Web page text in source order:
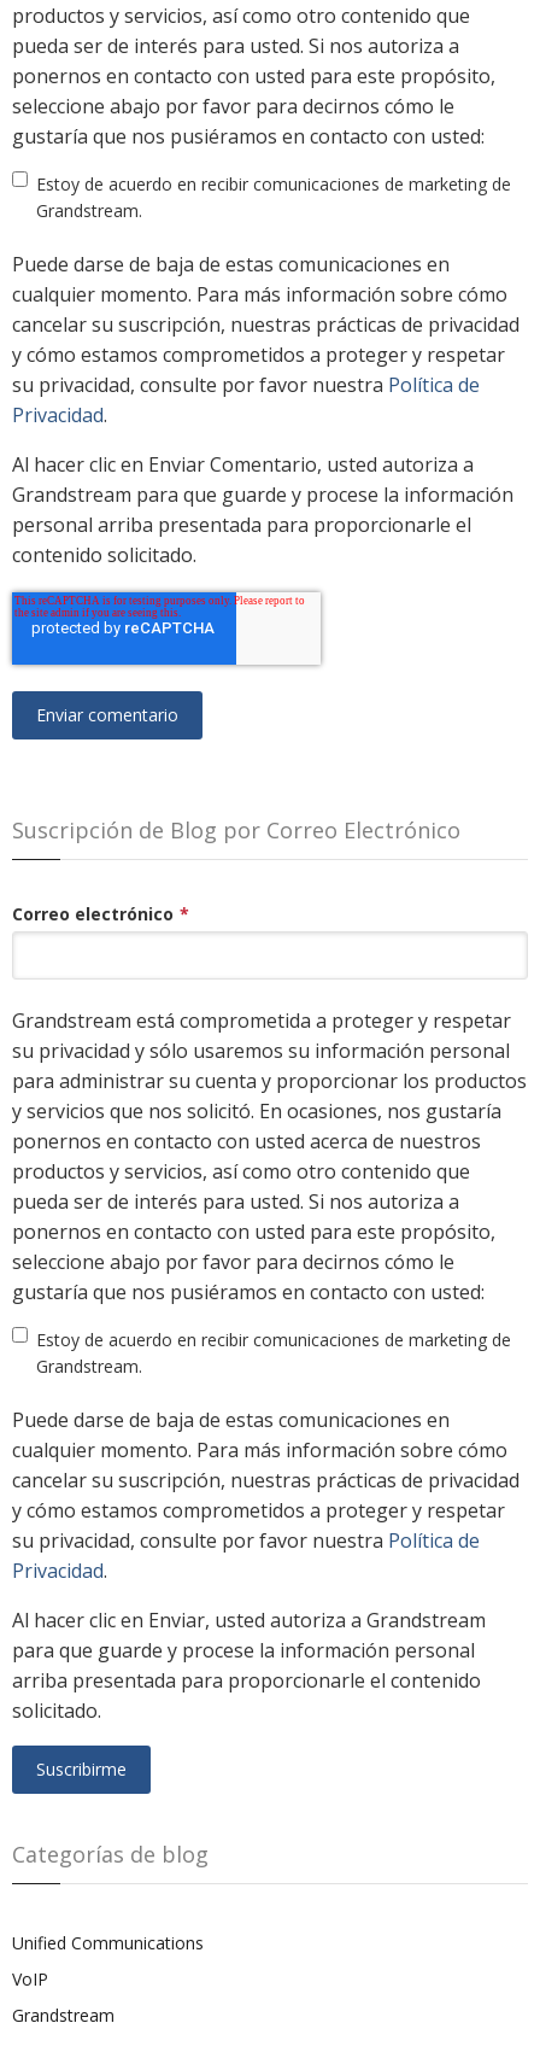
productos y servicios, así como otro contenido que
pueda ser de interés para usted. Si nos autoriza a
ponernos en contacto con usted para este propósito,
seleccione abajo por favor para decirnos cómo le
gustaría que nos pusiéramos en contacto con usted:
Estoy de acuerdo en recibir comunicaciones de marketing de
Grandstream.
Puede darse de baja de estas comunicaciones en
cualquier momento. Para más información sobre cómo
cancelar su suscripción, nuestras prácticas de privacidad
y cómo estamos comprometidos a proteger y respetar
su privacidad, consulte por favor nuestra Política de
Privacidad.
Al hacer clic en Enviar Comentario, usted autoriza a
Grandstream para que guarde y procese la información
personal arriba presentada para proporcionarle el
contenido solicitado.
Suscripción de Blog por Correo Electrónico
Correo electrónico *
Grandstream está comprometida a proteger y respetar
su privacidad y sólo usaremos su información personal
para administrar su cuenta y proporcionar los productos
y servicios que nos solicitó. En ocasiones, nos gustaría
ponernos en contacto con usted acerca de nuestros
productos y servicios, así como otro contenido que
pueda ser de interés para usted. Si nos autoriza a
ponernos en contacto con usted para este propósito,
seleccione abajo por favor para decirnos cómo le
gustaría que nos pusiéramos en contacto con usted:
Estoy de acuerdo en recibir comunicaciones de marketing de
Grandstream.
Puede darse de baja de estas comunicaciones en
cualquier momento. Para más información sobre cómo
cancelar su suscripción, nuestras prácticas de privacidad
y cómo estamos comprometidos a proteger y respetar
su privacidad, consulte por favor nuestra Política de
Privacidad.
Al hacer clic en Enviar, usted autoriza a Grandstream
para que guarde y procese la información personal
arriba presentada para proporcionarle el contenido
solicitado.
Categorías de blog
Unified Communications
VoIP
Grandstream